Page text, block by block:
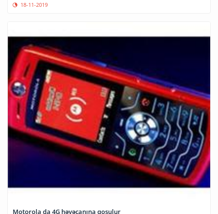
18-11-2019
Motorola da 4G həyəcanına qoşulur